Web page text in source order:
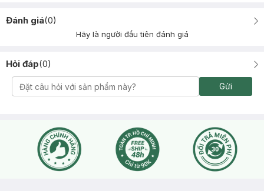
Đánh giá(0)
Hãy là người đầu tiên đánh giá
Hỏi đáp(0)
Gửi